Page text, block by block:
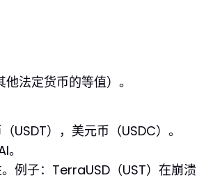
法定货币的等值）。
），美元币（USDC）。
例子：TerraUSD（UST）在崩溃